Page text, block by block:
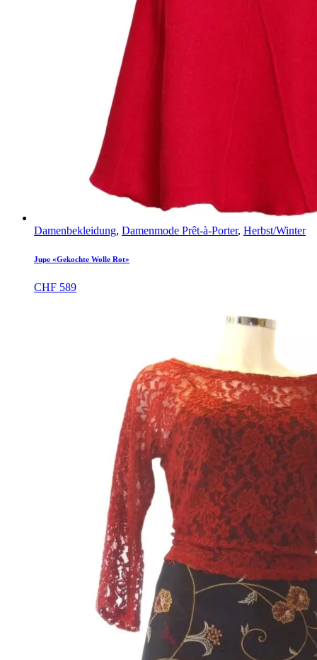
Damenbekleidung, Damenmode Prêt-à-Porter, Herbst/Winter
Jupe «Gekochte Wolle Rot»
CHF 589